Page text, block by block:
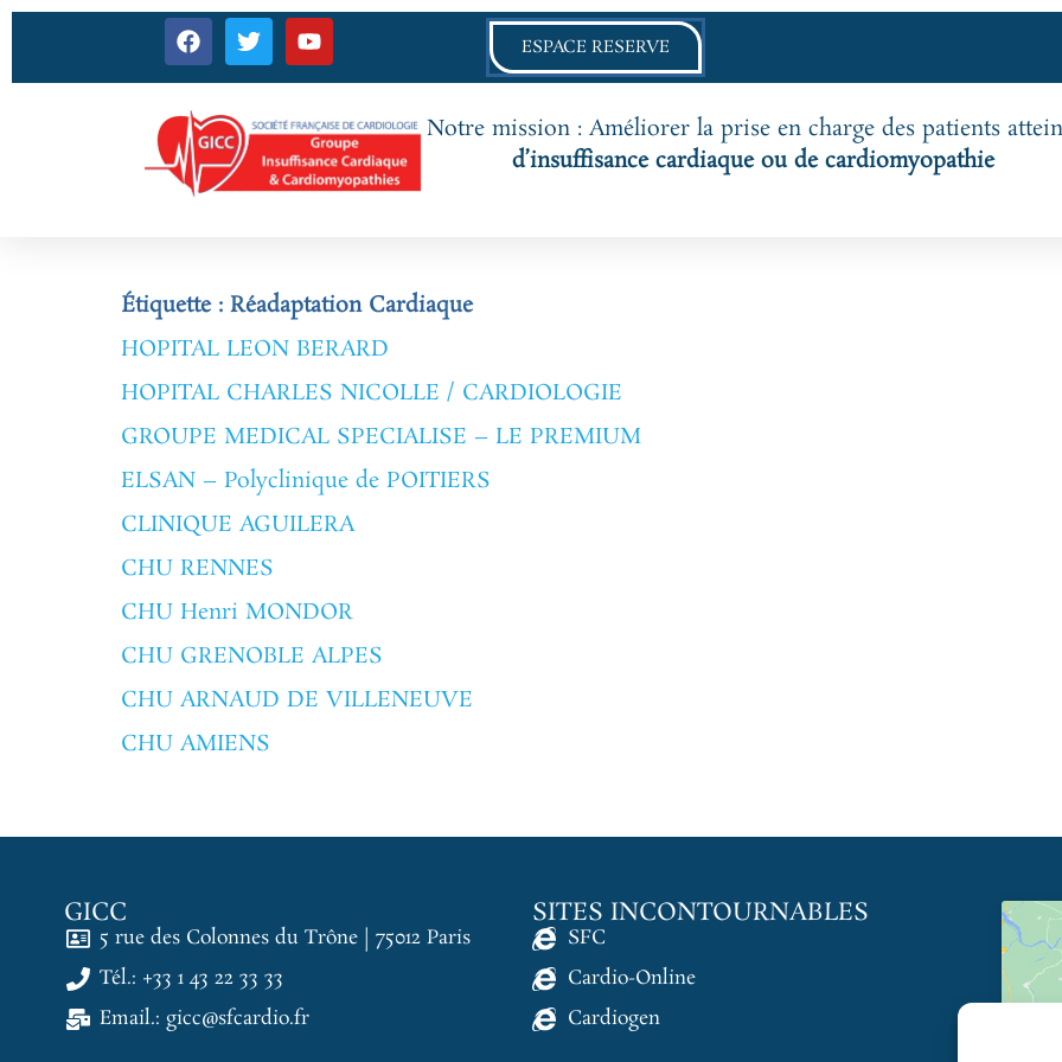
ESPACE RESERVE
Notre mission : Améliorer la prise en charge des patients
d’insuffisance cardiaque ou de cardiomyopathie
Étiquette : Réadaptation Cardiaque
HOPITAL LEON BERARD
HOPITAL CHARLES NICOLLE / CARDIOLOGIE
GROUPE MEDICAL SPECIALISE – LE PREMIUM
ELSAN – Polyclinique de POITIERS
CLINIQUE AGUILERA
CHU RENNES
CHU Henri MONDOR
CHU GRENOBLE ALPES
CHU ARNAUD DE VILLENEUVE
CHU AMIENS
GICC
5 rue des Colonnes du Trône | 75012 Paris
Tél.: +33 1 43 22 33 33
Email.: gicc@sfcardio.fr
SITES INCONTOURNABLES
SFC
Cardio-Online
Cardiogen